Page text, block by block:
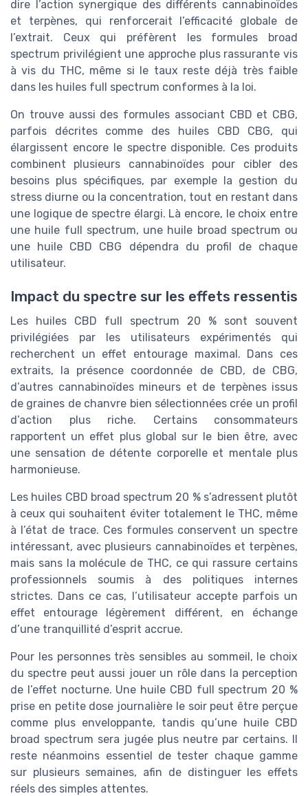
dire l’action synergique des différents cannabinoïdes
et terpènes, qui renforcerait l’efficacité globale de
l’extrait. Ceux qui préfèrent les formules broad
spectrum privilégient une approche plus rassurante vis
à vis du THC, même si le taux reste déjà très faible
dans les huiles full spectrum conformes à la loi.
On trouve aussi des formules associant CBD et CBG,
parfois décrites comme des huiles CBD CBG, qui
élargissent encore le spectre disponible. Ces produits
combinent plusieurs cannabinoïdes pour cibler des
besoins plus spécifiques, par exemple la gestion du
stress diurne ou la concentration, tout en restant dans
une logique de spectre élargi. Là encore, le choix entre
une huile full spectrum, une huile broad spectrum ou
une huile CBD CBG dépendra du profil de chaque
utilisateur.
Impact du spectre sur les effets ressentis
Les huiles CBD full spectrum 20 % sont souvent
privilégiées par les utilisateurs expérimentés qui
recherchent un effet entourage maximal. Dans ces
extraits, la présence coordonnée de CBD, de CBG,
d’autres cannabinoïdes mineurs et de terpènes issus
de graines de chanvre bien sélectionnées crée un profil
d’action plus riche. Certains consommateurs
rapportent un effet plus global sur le bien être, avec
une sensation de détente corporelle et mentale plus
harmonieuse.
Les huiles CBD broad spectrum 20 % s’adressent plutôt
à ceux qui souhaitent éviter totalement le THC, même
à l’état de trace. Ces formules conservent un spectre
intéressant, avec plusieurs cannabinoïdes et terpènes,
mais sans la molécule de THC, ce qui rassure certains
professionnels soumis à des politiques internes
strictes. Dans ce cas, l’utilisateur accepte parfois un
effet entourage légèrement différent, en échange
d’une tranquillité d’esprit accrue.
Pour les personnes très sensibles au sommeil, le choix
du spectre peut aussi jouer un rôle dans la perception
de l’effet nocturne. Une huile CBD full spectrum 20 %
prise en petite dose journalière le soir peut être perçue
comme plus enveloppante, tandis qu’une huile CBD
broad spectrum sera jugée plus neutre par certains. Il
reste néanmoins essentiel de tester chaque gamme
sur plusieurs semaines, afin de distinguer les effets
réels des simples attentes.